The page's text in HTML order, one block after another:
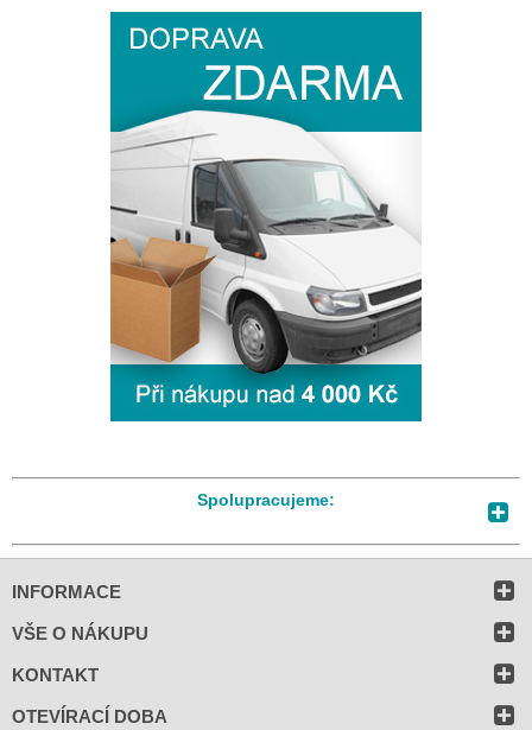
Spolupracujeme:
INFORMACE
VŠE O NÁKUPU
KONTAKT
OTEVÍRACÍ DOBA